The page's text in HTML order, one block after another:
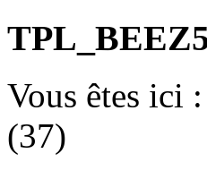
Vous êtes ici :
(37)